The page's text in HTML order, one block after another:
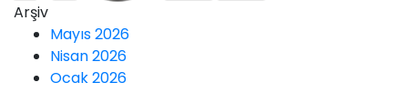
Arşiv
Mayıs 2026
Nisan 2026
Ocak 2026